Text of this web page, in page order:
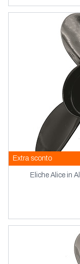
Extra sconto
Eliche Alice in